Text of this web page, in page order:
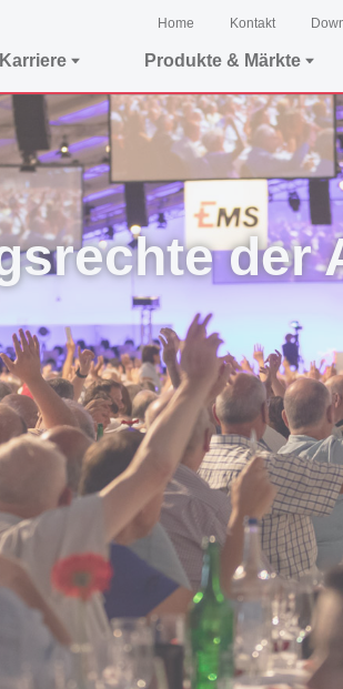
Home Kontakt
Karriere Produkte & Märkte
der